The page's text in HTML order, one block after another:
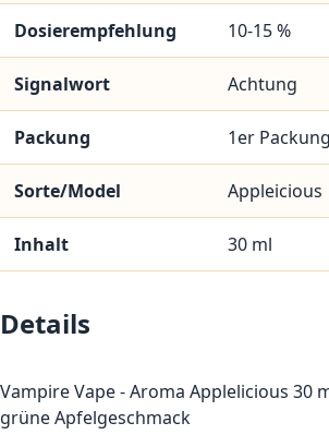
Dosierempfehlung 10-15 %
Signalwort Achtung
Packung 1er Packung
Sorte/Model Appleicious
Inhalt 30 ml
Details
Vampire Vape - Aroma Applelicious 30
grüne Apfelgeschmack